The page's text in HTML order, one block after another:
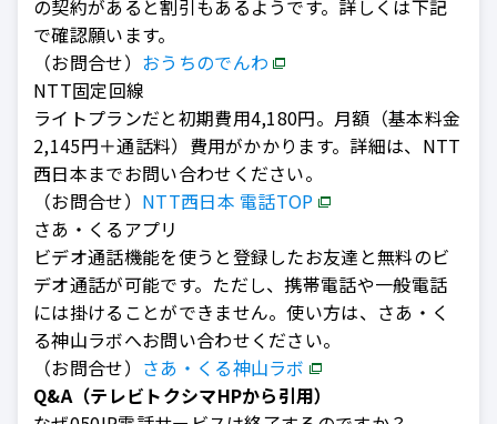
の契約があると割引もあるようです。詳しくは下記
で確認願います。
（お問合せ） おうちのでんわ
NTT固定回線
ライトプランだと初期費用4,180円。月額（基本料金
2,145円＋通話料）費用がかかります。詳細は、NTT
西日本までお問い合わせください。
（お問合せ） NTT西日本 電話TOP
さあ・くるアプリ
ビデオ通話機能を使うと登録したお友達と無料のビ
デオ通話が可能です。ただし、携帯電話や一般電話
には掛けることができません。使い方は、さあ・く
る神山ラボへお問い合わせください。
（お問合せ） さあ・くる神山ラボ
Q&A（テレビトクシマHPから引用）